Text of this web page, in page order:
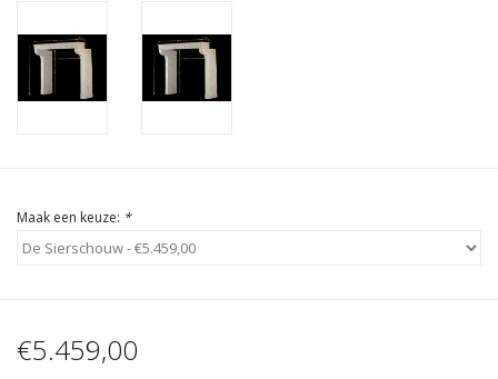
Maak een keuze: *
€5.459,00